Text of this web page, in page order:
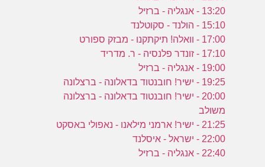
13:20 - אנגליה - ברזיל
15:10 - הולנד - סקוטלנד
17:00 - וואלה! תיקתקנו - מבזק ספורט
17:10 - זונדר פלנסיה - ר. מדריד
19:00 - אנגליה - ברזיל
19:25 - ישיר! חובנטוד בדאלונה - ברצלונה
20:00 - ישיר! חובנטוד בדאלונה - ברצלונה
משולב
21:25 - ישיר! ארמני מילאנו - נאפולי באסקט
22:00 - ישראל - איסלנד
22:40 - אנגליה - ברזיל